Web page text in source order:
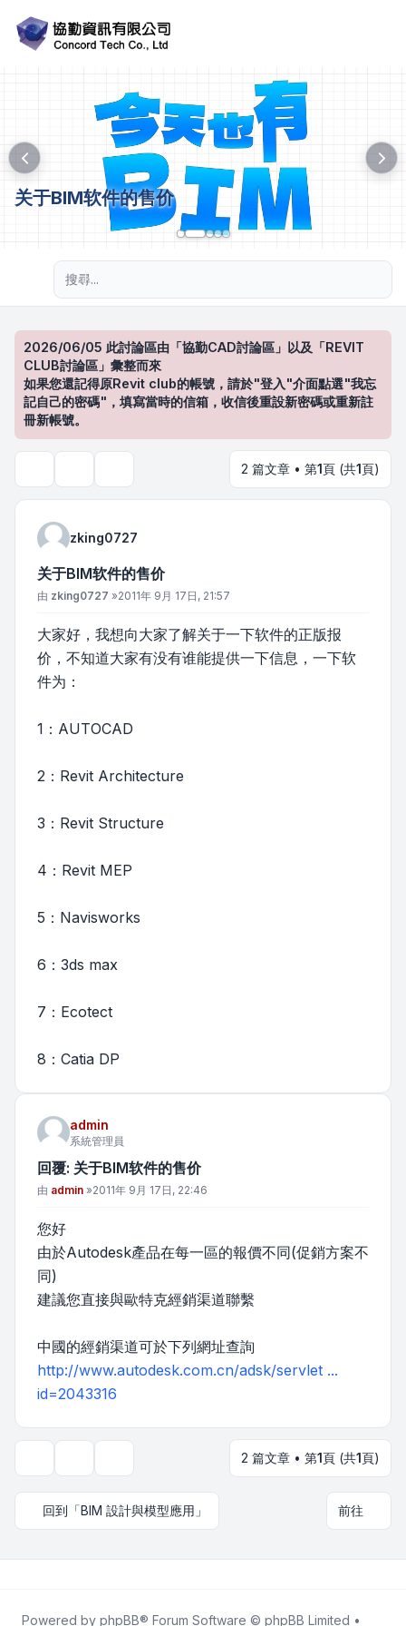
关于BIM软件的售价
2026/06/05 此討論區由「協勤CAD討論區」以及「REVIT
CLUB討論區」彙整而來
如果您還記得原Revit club的帳號，請於"登入"介面點選"我忘
記自己的密碼"，填寫當時的信箱，收信後重設新密碼或重新註
冊新帳號。
2 篇文章 • 第1頁 (共1頁)
zking0727
关于BIM软件的售价
文章
由 zking0727 »2011年 9月 17日, 21:57
大家好，我想向大家了解关于一下软件的正版报
价，不知道大家有没有谁能提供一下信息，一下软
件为：
1：AUTOCAD
2：Revit Architecture
3：Revit Structure
4：Revit MEP
5：Navisworks
6：3ds max
7：Ecotect
8：Catia DP
admin
系統管理員
回覆: 关于BIM软件的售价
文章
由 admin »2011年 9月 17日, 22:46
您好
由於Autodesk產品在每一區的報價不同(促銷方案不
同)
建議您直接與歐特克經銷渠道聯繫
中國的經銷渠道可於下列網址查詢
http://www.autodesk.com.cn/adsk/servlet ...
id=2043316
2 篇文章 • 第1頁 (共1頁)
回到「BIM 設計與模型應用」 前往
Powered by phpBB® Forum Software © phpBB Limited •